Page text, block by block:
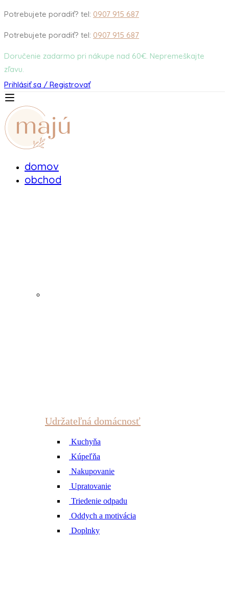
Potrebujete poradiť? tel: 0907 915 687
Potrebujete poradiť? tel: 0907 915 687
Doručenie zadarmo pri nákupe nad 60€. Nepremeškajte
zľavu.
Prihlásiť sa / Registrovať
domov
obchod
Udržateľná domácnosť
Kuchyňa
Kúpeľňa
Nakupovanie
Upratovanie
Triedenie odpadu
Oddych a motivácia
Doplnky